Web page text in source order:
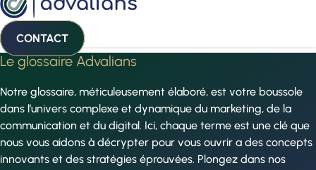
CONTACT
Le glossaire Advalians
Notre glossaire, méticuleusement élaboré, est votre boussole
dans l’univers complexe et dynamique du marketing, de la
communication et du digital. Ici, chaque terme est une clé que
nous vous aidons à décrypter pour vous ouvrir a des concepts
innovants et des stratégies éprouvées. Plongez dans nos